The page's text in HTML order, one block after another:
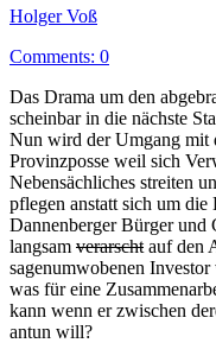
Author
Holger Voß
Comments: 0
Das Drama um den
scheinbar in die nächste
Nun wird der Umgang mit
Provinzposse weil sich
Nebensächliches streiten
pflegen anstatt sich um
Dannenberger Bürger und
langsam verarscht auf den
sagenumwobenen
was für eine
kann wenn er zwischen
antun will?